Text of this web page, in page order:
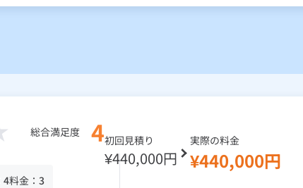
総合満足度 4
4料金： 3
初回見積り
¥440,000円
実際の料金
¥440,000円